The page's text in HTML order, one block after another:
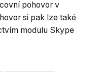
pohovor v
si pak lze také
modulu Skype